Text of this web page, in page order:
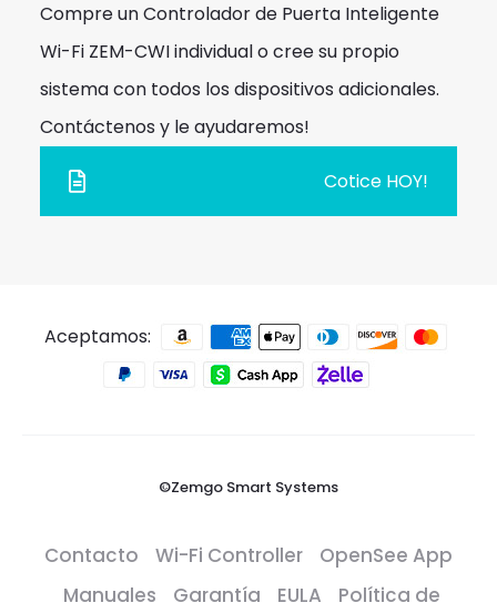
Compre un Controlador de Puerta Inteligente
Wi-Fi ZEM-CWI individual o cree su propio
sistema con todos los dispositivos adicionales.
Contáctenos y le ayudaremos!
Cotice HOY!
Aceptamos:
©Zemgo Smart Systems
Contacto Wi-Fi Controller
OpenSee App
Manuales
Garantía EULA Política de